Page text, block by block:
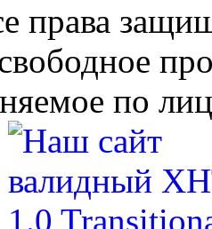
права
по